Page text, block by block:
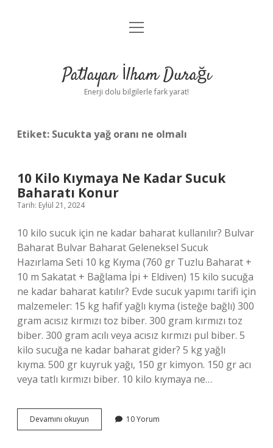
Anasayfa
Yasal Uyarı
menüyü
Patlayan İlham Durağı
Enerji dolu bilgilerle fark yarat!
Etiket: Sucukta yağ oranı ne olmalı
10 Kilo Kıymaya Ne Kadar Sucuk
Baharatı Konur
Tarih: Eylül 21, 2024
10 kilo sucuk için ne kadar baharat kullanılır? Bulvar
Baharat Bulvar Baharat Geleneksel Sucuk
Hazırlama Seti 10 kg Kıyma (760 gr Tuzlu Baharat +
10 m Sakatat + Bağlama İpi + Eldiven) 15 kilo sucuğa
ne kadar baharat katılır? Evde sucuk yapımı tarifi için
malzemeler: 15 kg hafif yağlı kıyma (isteğe bağlı) 300
gram acısız kırmızı toz biber. 300 gram kırmızı toz
biber. 300 gram acılı veya acısız kırmızı pul biber. 5
kilo sucuğa ne kadar baharat gider? 5 kg yağlı
kıyma. 500 gr kuyruk yağı, 150 gr kimyon. 150 gr acı
veya tatlı kırmızı biber. 10 kilo kıymaya ne…
Devamını okuyun
Kilo
10 Yorum